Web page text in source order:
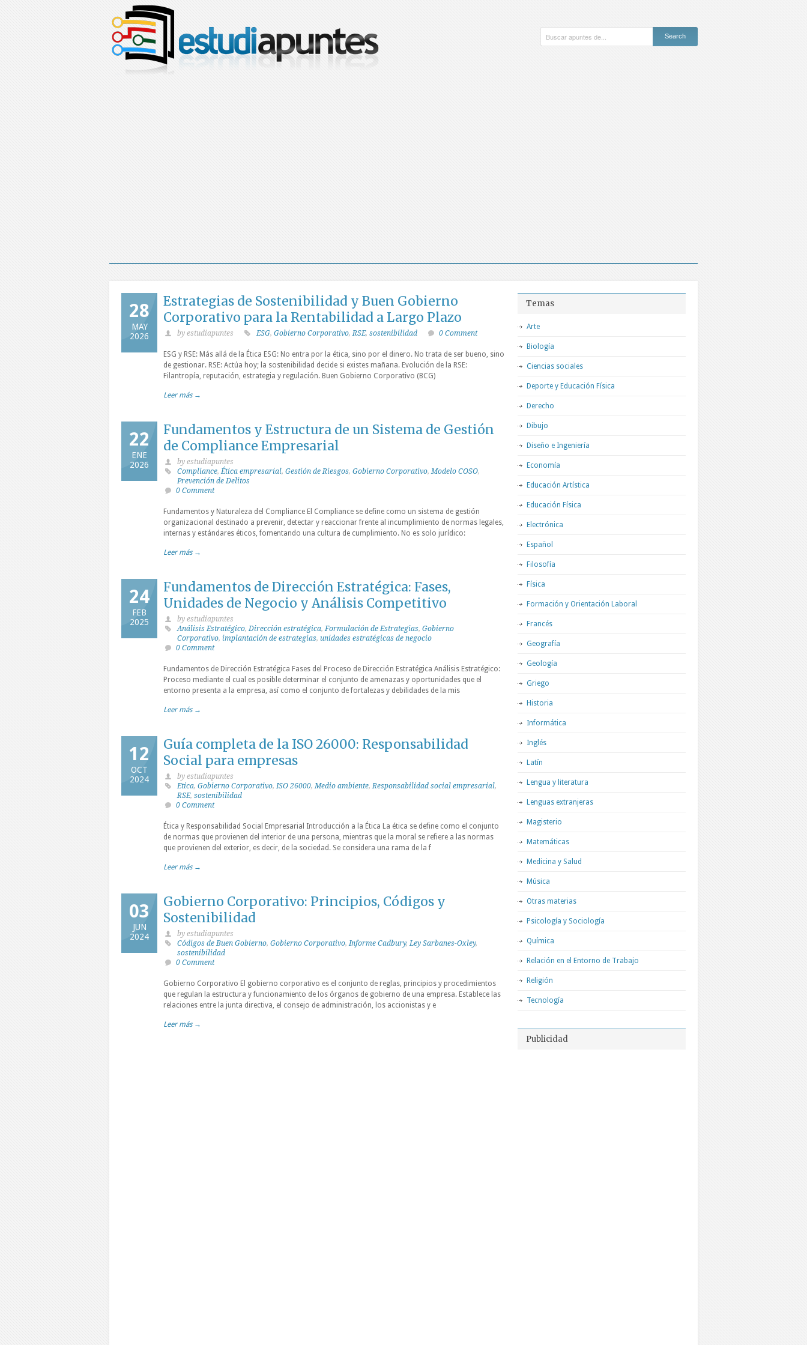
28
MAY
2026
Estrategias de Sostenibilidad y Buen Gobierno
Corporativo para la Rentabilidad a Largo Plazo
by estudiapuntes ESG, Gobierno Corporativo,RSE, sostenibilidad 0 Comment
ESG y RSE: Más allá de la Ética ESG: No entra por la ética, sino por el dinero. No trata de ser bueno, sino
de gestionar. RSE: Actúa hoy; la sostenibilidad decide si existes mañana. Evolución de la RSE:
Filantropía, reputación, estrategia y regulación. Buen Gobierno Corporativo (BCG)
Leer más →
22
ENE
2026
Fundamentos y Estructura de un Sistema de Gestión
de Compliance Empresarial
by estudiapuntes
Compliance,Ética empresarial, Gestión de Riesgos, Gobierno Corporativo,Modelo COSO,
Prevención de Delitos
0 Comment
Fundamentos y Naturaleza del Compliance El Compliance se define como un sistema de gestión
organizacional destinado a prevenir, detectar y reaccionar frente al incumplimiento de normas legales,
internas y estándares éticos, fomentando una cultura de cumplimiento. No es solo jurídico:
Leer más →
24
FEB
2025
Fundamentos de Dirección Estratégica: Fases,
Unidades de Negocio y Análisis Competitivo
by estudiapuntes
Análisis Estratégico,Dirección estratégica,Formulación de Estrategias, Gobierno
Corporativo, implantación de estrategias, unidades estratégicas de negocio
0 Comment
Fundamentos de Dirección Estratégica Fases del Proceso de Dirección Estratégica Análisis Estratégico:
Proceso mediante el cual es posible determinar el conjunto de amenazas y oportunidades que el
entorno presenta a la empresa, así como el conjunto de fortalezas y debilidades de la mis
Leer más →
12
OCT
2024
Guía completa de la ISO 26000: Responsabilidad
Social para empresas
by estudiapuntes
Etica, Gobierno Corporativo,ISO 26000,Medio ambiente,Responsabilidad social empresarial,
RSE, sostenibilidad
0 Comment
Ética y Responsabilidad Social Empresarial Introducción a la Ética La ética se define como el conjunto
de normas que provienen del interior de una persona, mientras que la moral se refiere a las normas
que provienen del exterior, es decir, de la sociedad. Se considera una rama de la f
Leer más →
03
JUN
2024
Gobierno Corporativo: Principios, Códigos y
Sostenibilidad
by estudiapuntes
Códigos de Buen Gobierno, Gobierno Corporativo,Informe Cadbury,Ley Sarbanes-Oxley,
sostenibilidad
0 Comment
Gobierno Corporativo El gobierno corporativo es el conjunto de reglas, principios y procedimientos
que regulan la estructura y funcionamiento de los órganos de gobierno de una empresa. Establece las
relaciones entre la junta directiva, el consejo de administración, los accionistas y e
Leer más →
Temas
Arte
Biología
Ciencias sociales
Deporte y Educación Física
Derecho
Dibujo
Diseño e Ingeniería
Economía
Educación Artística
Educación Física
Electrónica
Español
Filosofía
Física
Formación y Orientación Laboral
Francés
Geografía
Geología
Griego
Historia
Informática
Inglés
Latín
Lengua y literatura
Lenguas extranjeras
Magisterio
Matemáticas
Medicina y Salud
Música
Otras materias
Psicología y Sociología
Química
Relación en el Entorno de Trabajo
Religión
Tecnología
Publicidad